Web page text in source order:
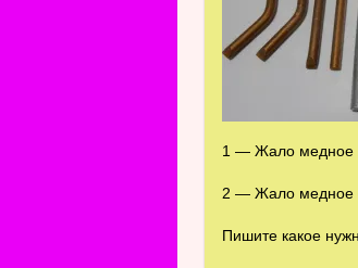
1 — Жало медное
2 — Жало медное
Пишите какое